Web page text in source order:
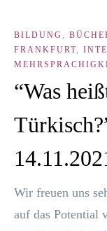
BILDUNG ,
FRANKFURT,
“Was
Wir freu­en uns
auf das Poten­ti­al